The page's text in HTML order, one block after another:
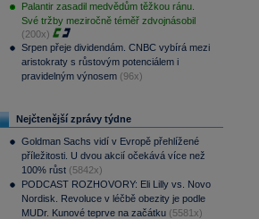
Palantir zasadil medvědům těžkou ránu.
Své tržby meziročně téměř zdvojnásobil
(200x)
Srpen přeje dividendám. CNBC vybírá mezi
aristokraty s růstovým potenciálem i
pravidelným výnosem (96x)
Nejčtenější zprávy týdne
Goldman Sachs vidí v Evropě přehlížené
příležitosti. U dvou akcií očekává více než
100% růst (5842x)
PODCAST ROZHOVORY: Eli Lilly vs. Novo
Nordisk. Revoluce v léčbě obezity je podle
MUDr. Kunové teprve na začátku (5581x)